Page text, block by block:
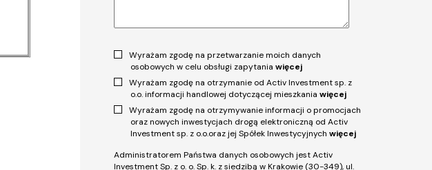
Wyrażam zgodę na przetwarzanie moich danych
osobowych w celu obsługi zapytaniawięcej
Wyrażam zgodę na otrzymanie od Activ Investment sp. z
o.o. informacji handlowej dotyczącej mieszkaniawięcej
Wyrażam zgodę na otrzymywanie informacji o promocjach
oraz nowych inwestycjach drogą elektroniczną od Activ
Investment sp. z o.o.oraz jej Spółek Inwestycyjnychwięcej
Administratorem Państwa danych osobowych jest Activ
Investment Sp. z o. o. Sp. k. z siedzibą w Krakowie (30-349), ul.